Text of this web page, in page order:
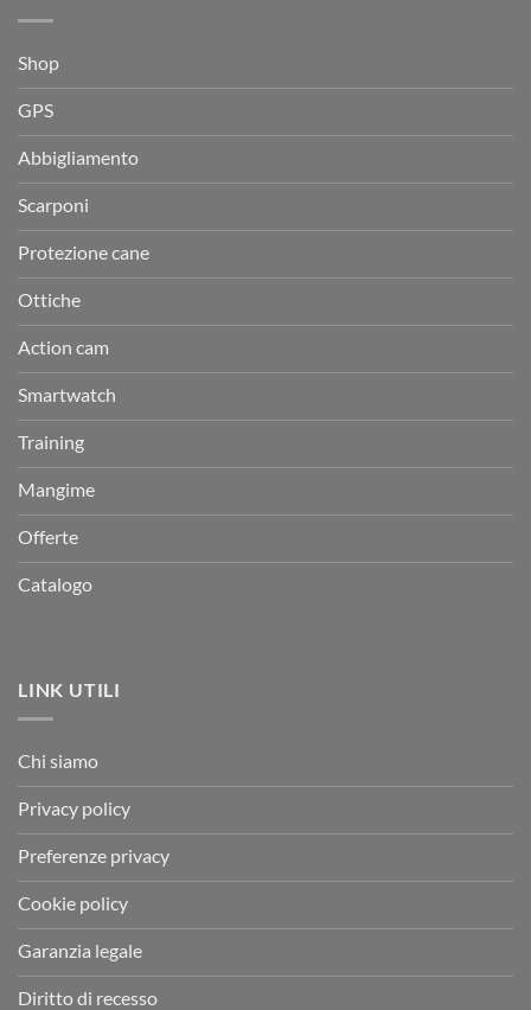
Shop
GPS
Abbigliamento
Scarponi
Protezione cane
Ottiche
Action cam
Smartwatch
Training
Mangime
Offerte
Catalogo
LINK UTILI
Chi siamo
Privacy policy
Preferenze privacy
Cookie policy
Garanzia legale
Diritto di recesso